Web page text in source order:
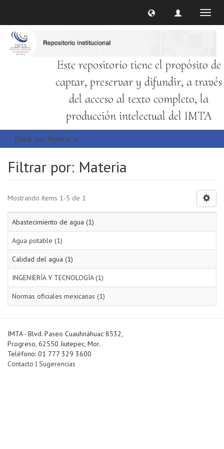
Este repositorio tiene el propósito de
captar, preservar y difundir, a través
del acceso al texto completo, la
producción intelectual del IMTA
Filtrar por: Materia
Filtrar por: Materia
Mostrando ítems 1-5 de 1
Abastecimiento de agua (1)
Agua potable (1)
Calidad del agua (1)
INGENIERÍA Y TECNOLOGÍA (1)
Normas oficiales mexicanas (1)
IMTA - Blvd. Paseo Cuauhnáhuac 8532,
Progreso, 62550 Jiutepec, Mor.
Teléfono: 01 777 329 3600
Contacto | Sugerencias